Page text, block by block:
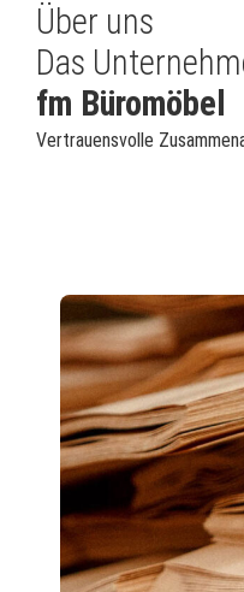
Über uns
Das
fm Büromöbel
Vertrauensvolle